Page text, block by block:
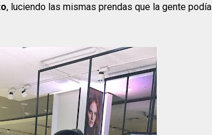
, luciendo las mismas prendas que la gente podía